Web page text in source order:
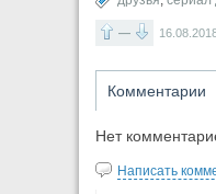
—
Комментарии
Нет
Написать